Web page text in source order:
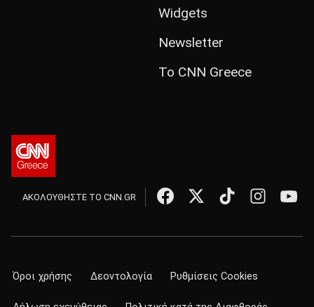
Widgets
Newsletter
Το CNN Greece
ΑΚΟΛΟΥΘΗΣΤΕ ΤΟ CNN.GR
Όροι χρήσης Δεοντολογία Ρυθμίσεις Cookies